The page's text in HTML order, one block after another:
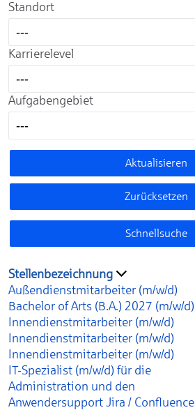
Standort
---
Karrierelevel
---
Aufgabengebiet
---
Aktualisieren
Zurücksetzen
Schnellsuche
Stellenbezeichnung
Außendienstmitarbeiter (m/w/d)
Bachelor of Arts (B.A.) 2027 (m/w/d)
Innendienstmitarbeiter (m/w/d)
Innendienstmitarbeiter (m/w/d)
Innendienstmitarbeiter (m/w/d)
IT-Spezialist (m/w/d) für die
Administration und den
Anwendersupport Jira / Confluence